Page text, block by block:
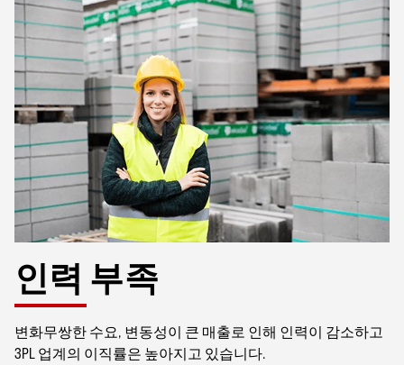
인력 부족
변화무쌍한 수요, 변동성이 큰 매출로 인해 인력이 감소하고
3PL 업계의 이직률은 높아지고 있습니다.